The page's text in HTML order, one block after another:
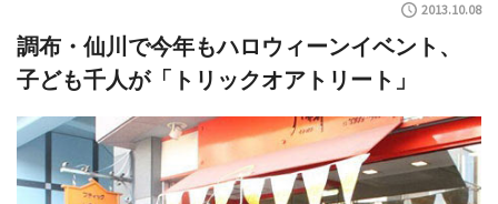
2013.10.08
調布・仙川で今年もハロウィーンイベント、
子ども千人が「トリックオアトリート」